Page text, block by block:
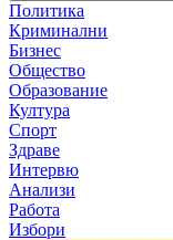
Политика
Криминални
Бизнес
Общество
Образование
Култура
Спорт
Здраве
Интервю
Анализи
Работа
Избори